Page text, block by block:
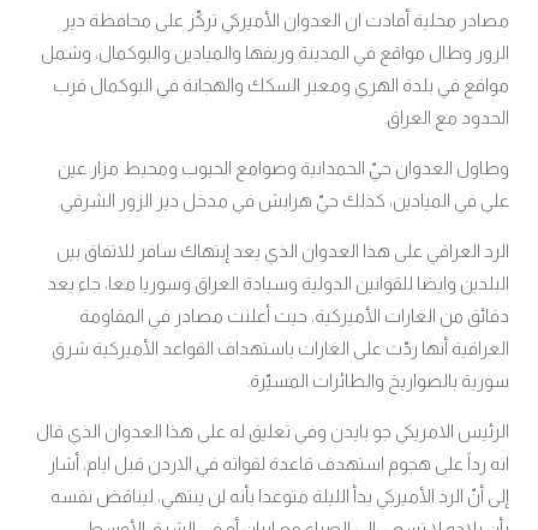
مصادر محلية أفادت ان العدوان الأميركي تركّز على محافظة دير
الزور وطال مواقع في المدينة وريفها والميادين والبوكمال، وشمل
مواقع في بلدة الهري ومعبر السكك والهجانة في البوكمال قرب
الحدود مع العراق.
وطاول العدوان حيّ الحمدانية وصوامع الحبوب ومحيط مزار عين
علي في الميادين، كذلك حيّ هرابش في مدخل دير الزور الشرقي.
الرد العراقي على هذا العدوان الذي يعد إنتهاك سافر للاتفاق بين
البلدين وايضا للقوانين الدولية وسيادة العراق وسوريا معا، جاء بعد
دقائق من الغارات الأميركية، حيث أعلنت مصادر في المقاومة
العراقية أنها ردّت على الغارات باستهداف القواعد الأميركية شرق
سورية بالصواريخ والطائرات المسيّرة.
الرئيس الامريكي جو بايدن وفي تعليق له على هذا العدوان الذي قال
انه رداً على هجوم استهدف قاعدة لقواته في الاردن قبل ايام، أشار
إلى أنّ الرد الأميركي بدأ الليلة متوعدا بأنه لن ينتهي، ليناقض نفسه